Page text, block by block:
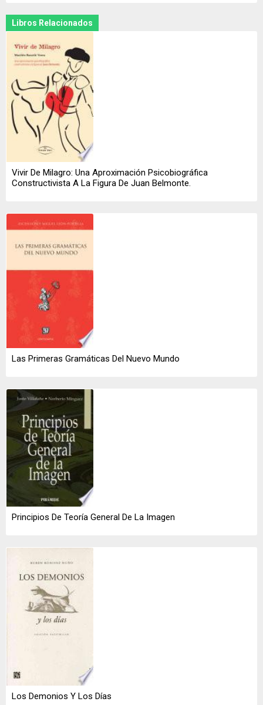
Libros Relacionados
Vivir De Milagro: Una Aproximación Psicobiográfica
Constructivista A La Figura De Juan Belmonte.
Las Primeras Gramáticas Del Nuevo Mundo
Principios De Teoría General De La Imagen
Los Demonios Y Los Días